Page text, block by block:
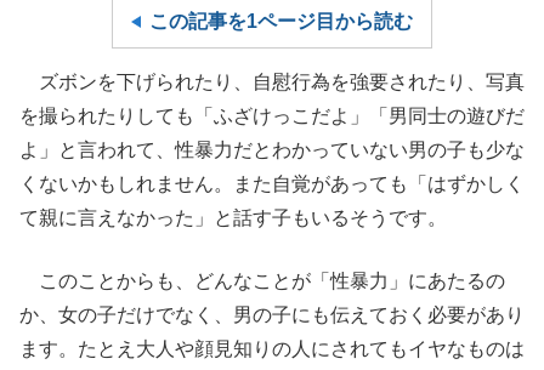
この記事を1ページ目から読む
ズボンを下げられたり、自慰行為を強要されたり、写真
を撮られたりしても「ふざけっこだよ」「男同士の遊びだ
よ」と言われて、性暴力だとわかっていない男の子も少な
くないかもしれません。また自覚があっても「はずかしく
て親に言えなかった」と話す子もいるそうです。
このことからも、どんなことが「性暴力」にあたるの
か、女の子だけでなく、男の子にも伝えておく必要があり
ます。たとえ大人や顔見知りの人にされてもイヤなものは